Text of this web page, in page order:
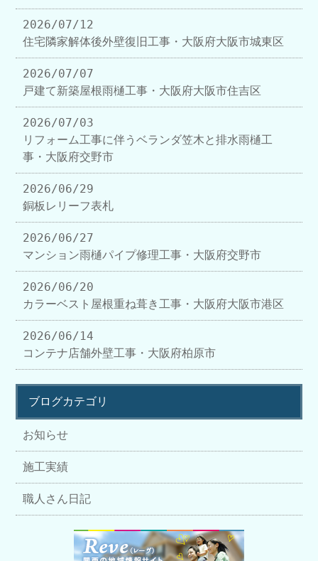
2026/07/12
住宅隣家解体後外壁復旧工事・大阪府大阪市城東区
2026/07/07
戸建て新築屋根雨樋工事・大阪府大阪市住吉区
2026/07/03
リフォーム工事に伴うベランダ笠木と排水雨樋工
事・大阪府交野市
2026/06/29
銅板レリーフ表札
2026/06/27
マンション雨樋パイプ修理工事・大阪府交野市
2026/06/20
カラーベスト屋根重ね葺き工事・大阪府大阪市港区
2026/06/14
コンテナ店舗外壁工事・大阪府柏原市
ブログカテゴリ
お知らせ
施工実績
職人さん日記